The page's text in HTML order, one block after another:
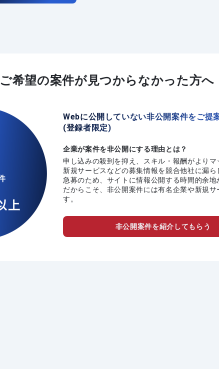
ご希望の案件が見つからなかった方へ
Webに公開していない非公開案件をご提
(登録者限定)
企業が案件を非公開にする理由とは？
申し込みの殺到を抑え、スキル・報酬がより
新規サービスなどの募集情報を競合他社に漏ら
急募のため、サイトに情報公開する時間的余地
だからこそ、非公開案件には有名企業や新規サ
す。
非公開案件を紹介してもらう